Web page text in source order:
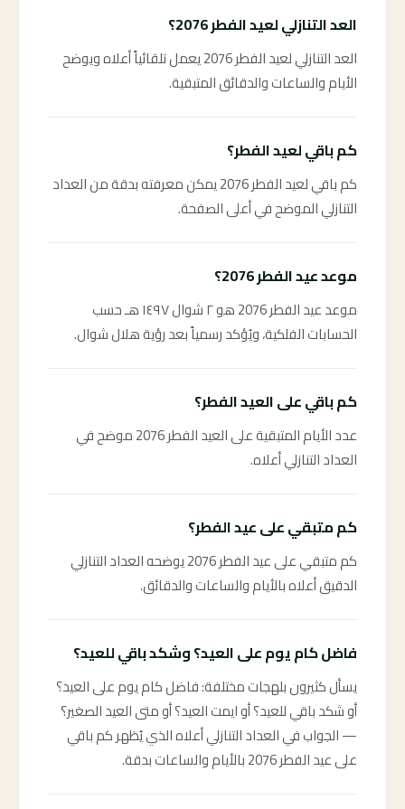
العد التنازلي لعيد الفطر 2076؟
العد التنازلي لعيد الفطر 2076 يعمل تلقائياً أعلاه ويوضح
الأيام والساعات والدقائق المتبقية.
كم باقي لعيد الفطر؟
كم باقي لعيد الفطر 2076 يمكن معرفته بدقة من العداد
التنازلي الموضح في أعلى الصفحة.
موعد عيد الفطر 2076؟
موعد عيد الفطر 2076 هو ٢ شوال ١٤٩٧ هـ حسب
الحسابات الفلكية، ويُؤكد رسمياً بعد رؤية هلال شوال.
كم باقي على العيد الفطر؟
عدد الأيام المتبقية على العيد الفطر 2076 موضح في
العداد التنازلي أعلاه.
كم متبقي على عيد الفطر؟
كم متبقي على عيد الفطر 2076 يوضحه العداد التنازلي
الدقيق أعلاه بالأيام والساعات والدقائق.
فاضل كام يوم على العيد؟ وشكد باقي للعيد؟
يسأل كثيرون بلهجات مختلفة: فاضل كام يوم على العيد؟
أو شكد باقي للعيد؟ أو ايمت العيد؟ أو متى العيد الصغير؟
— الجواب في العداد التنازلي أعلاه الذي يُظهر كم باقي
على عيد الفطر 2076 بالأيام والساعات بدقة.